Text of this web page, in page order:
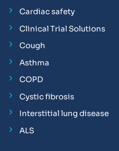
Cardiac safety
Clinical Trial Solutions
Cough
Asthma
COPD
Cystic fibrosis
Interstitial lung disease
ALS